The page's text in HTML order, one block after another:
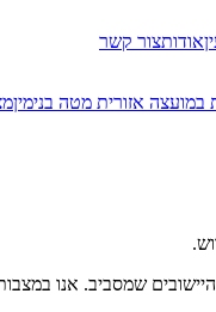
אודותצור קשר
במועצה אזורית מטה בנימין
שמסביב. אנו